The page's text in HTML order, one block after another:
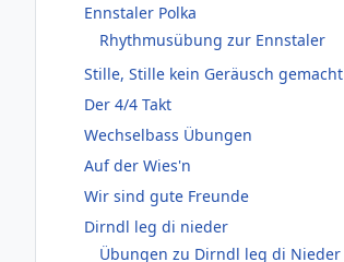
Ennstaler Polka
Rhythmusübung zur Ennstaler
Stille, Stille kein Geräusch gemacht
Der 4/4 Takt
Wechselbass Übungen
Auf der Wies'n
Wir sind gute Freunde
Dirndl leg di nieder
Übungen zu Dirndl leg di Nieder